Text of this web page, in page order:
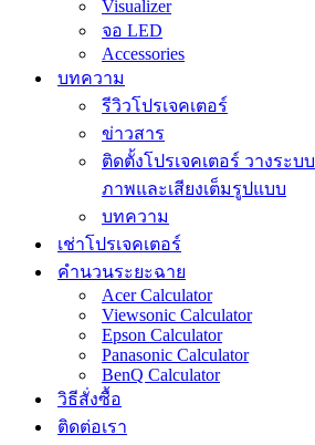
Visualizer
จอ LED
Accessories
บทความ
รีวิวโปรเจคเตอร์
ข่าวสาร
ติดตั้งโปรเจคเตอร์ วางระบบ
ภาพและเสียงเต็มรูปแบบ
บทความ
เช่าโปรเจคเตอร์
คำนวนระยะฉาย
Acer Calculator
Viewsonic Calculator
Epson Calculator
Panasonic Calculator
BenQ Calculator
วิธีสั่งซื้อ
ติดต่อเรา